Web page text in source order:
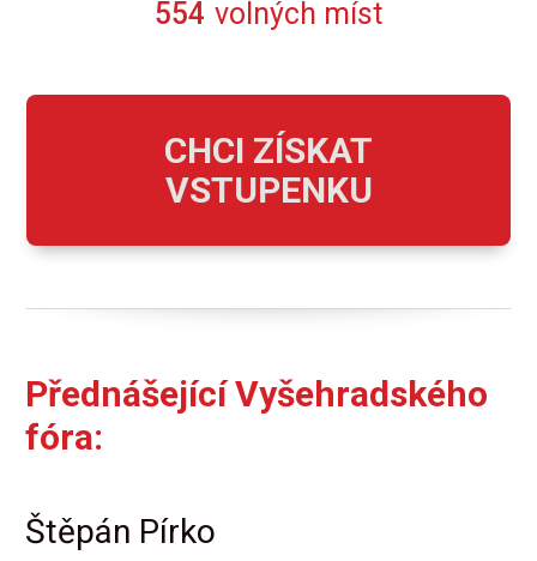
554 volných míst
CHCI ZÍSKAT
VSTUPENKU
Přednášející Vyšehradského
fóra:
Štěpán Pírko